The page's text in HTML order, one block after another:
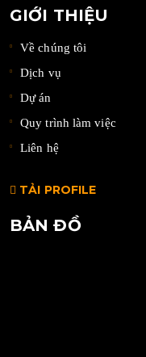
GIỚI THIỆU
Về chúng tôi
Dịch vụ
Dự án
Quy trình làm việc
Liên hệ
TẢI PROFILE
BẢN ĐỒ